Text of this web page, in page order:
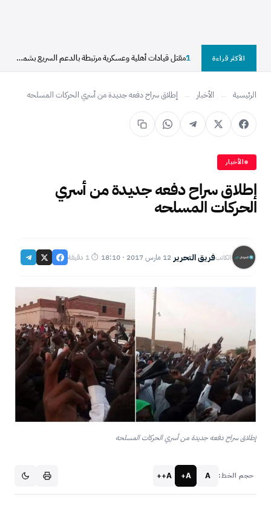
الأكثر قراءة 1 مقتل قيادات أهلية وعسكرية مرتبطة بالدعم السريع بشمال دارفور
الرئيسية ← الأخبار ← إطلاق سراح دفعه جديدة من أسري الحركات المسلحه
الأخبار
إطلاق سراح دفعه جديدة من أسري
الحركات المسلحه
الكاتبفريق التحرير·12 مارس 2017 · 18:10 ·⏱ 1 دقيقة
إطلاق سراح دفعه جديدة من أسري الحركات المسلحه
حجم الخط: A
A+
A++